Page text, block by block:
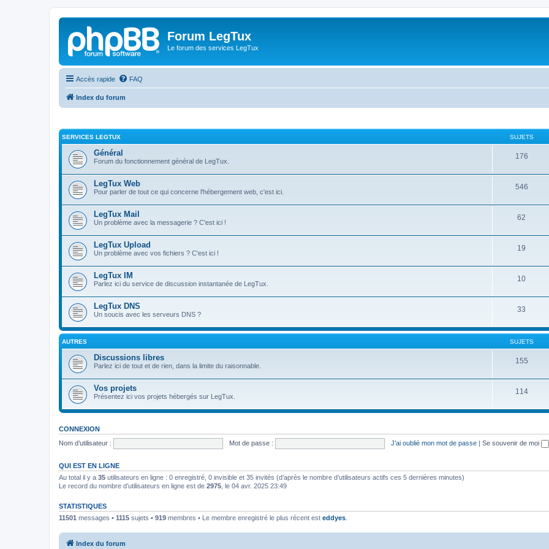
Forum LegTux
Le forum des services LegTux
Accès rapide FAQ
Index du forum
SERVICES LEGTUX SUJETS
Général
Forum du fonctionnement général de LegTux.
176
LegTux Web
Pour parler de tout ce qui concerne l'hébergement web, c'est ici.
546
LegTux Mail
Un problème avec la messagerie ? C'est ici !
62
LegTux Upload
Un problème avec vos fichiers ? C'est ici !
19
LegTux IM
Parlez ici du service de discussion instantanée de LegTux.
10
LegTux DNS
Un soucis avec les serveurs DNS ?
33
AUTRES SUJETS
Discussions libres
Parlez ici de tout et de rien, dans la limite du raisonnable.
155
Vos projets
Présentez ici vos projets hébergés sur LegTux.
114
CONNEXION
Nom d’utilisateur :
Mot de passe : J’ai oublié mon mot de passe | Se souvenir de moi
QUI EST EN LIGNE
Au total il y a 35 utilisateurs en ligne : 0 enregistré, 0 invisible et 35 invités (d’après le nombre d’utilisateurs actifs ces 5 dernières minutes)
Le record du nombre d’utilisateurs en ligne est de 2975 , le 04 avr. 2025 23:49
STATISTIQUES
11501 messages • 1115 sujets • 919 membres • Le membre enregistré le plus récent est eddyes
Index du forum